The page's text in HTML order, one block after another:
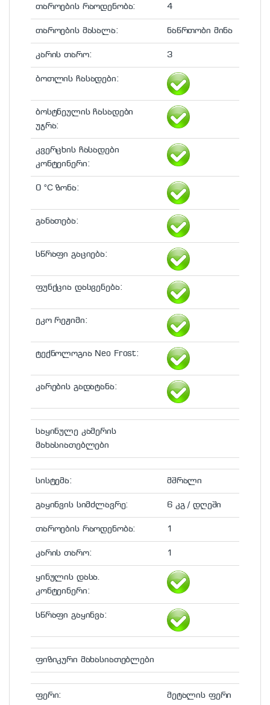
თაროების რაოდენობა: 4
თაროების მასალა: ნაწრთობი მინა
კარის თარო: 3
ბოთლის ჩასადები:
ბოსტნეულის ჩასადები
უჯრა:
კვერცხის ჩასადები
კონტეინერი:
0 °С ზონა:
განათება:
სწრაფი გაციება:
ფუნქცია დასვენება:
ეკო რეჟიმი:
ტექნოლოგია Neo Frost:
კარების გადატანა:
საყინულე კამერის
მახასიათებლები
სისტემა: მშრალი
გაყინვის სიმძლავრე: 6 კგ / დღეში
თაროების რაოდენობა: 1
კარის თარო: 1
ყინულის დასა.
კონტეინერი:
სწრაფი გაყინვა:
ფიზიკური მახასიათებლები
ფერი: მეტალის ფერი